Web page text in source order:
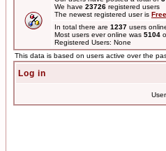
We have 23726 registered users
The newest registered user is
In total there are 1237 users
Most users ever online was 5104
Registered Users: None
This data is based on users active over the
Log in